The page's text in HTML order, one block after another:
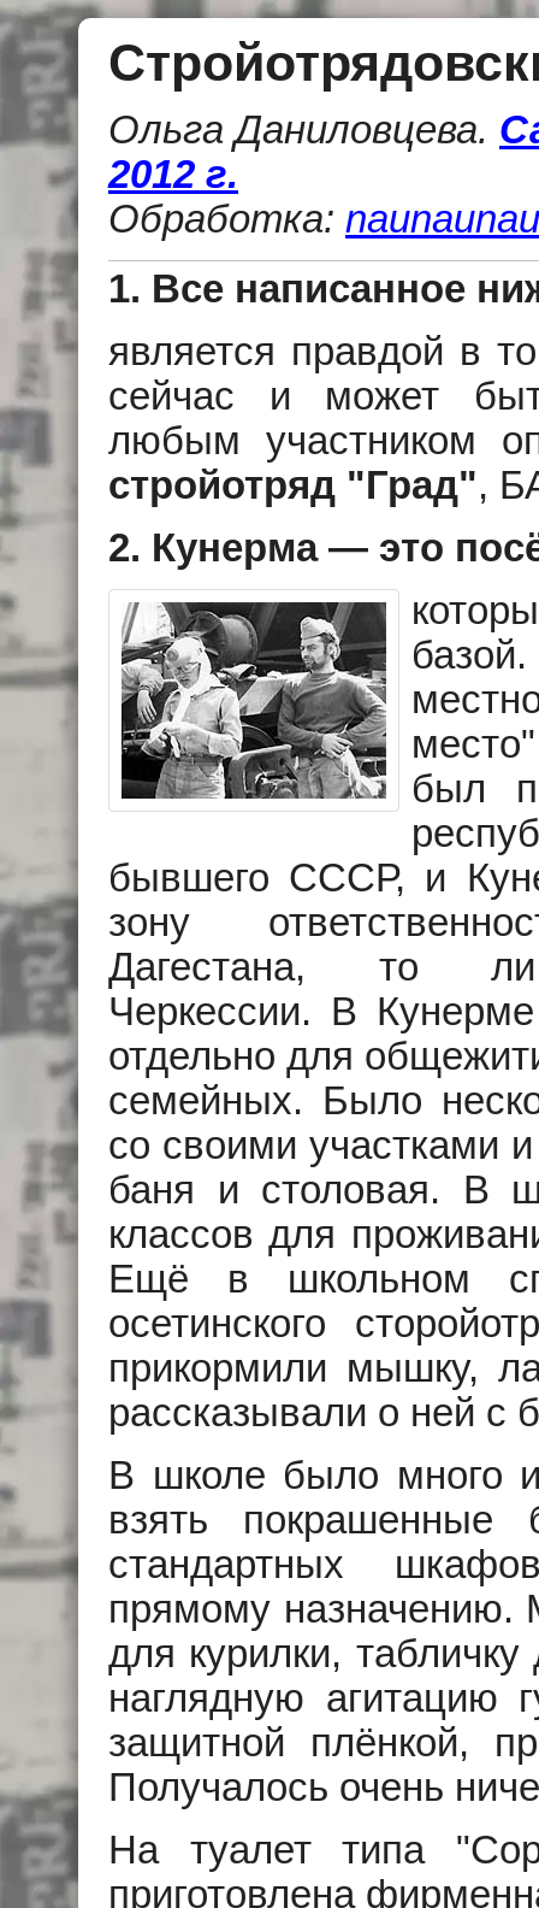
Ольга Даниловцева.
2012 г.
Обработка:
1. Все написанное
является правдой в
сейчас и может
любым участником
стройотряд "Град",
2. Кунерма — это
был
бывшего СССР, и
зону
Дагестана, то
Черкессии. В
отдельно для
семейных. Было
со своими участками
баня и столовая. В
классов для
Ещё в школьном
осетинского
прикормили мышку,
рассказывали о ней с
В школе было много
взять
стандартных
прямому назначению.
для курилки,
наглядную агитацию
защитной плёнкой,
Получалось очень
На туалет типа
приготовлена